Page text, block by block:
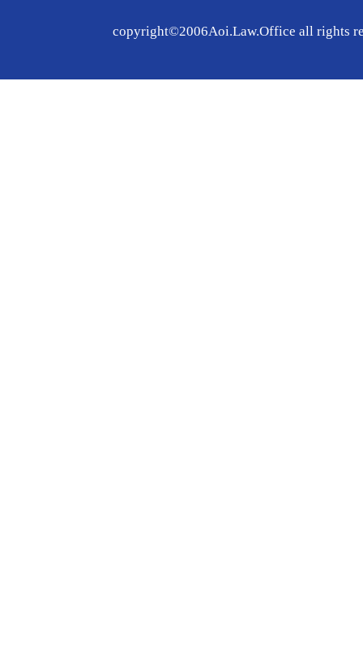
copyright©2006Aoi.Law.Office all rights